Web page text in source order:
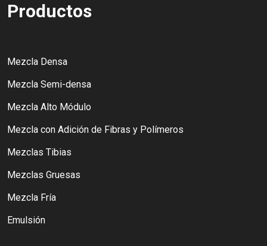
Productos
Mezcla Densa
Mezcla Semi-densa
Mezcla Alto Módulo
Mezcla con Adición de Fibras y Polímeros
Mezclas Tibias
Mezclas Gruesas
Mezcla Fría
Emulsión